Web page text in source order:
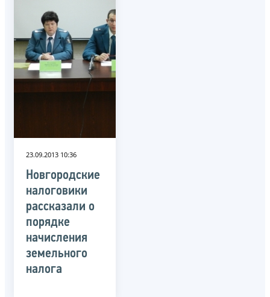
23.09.2013 10:36
Новгородские
налоговики
рассказали о
порядке
начисления
земельного
налога